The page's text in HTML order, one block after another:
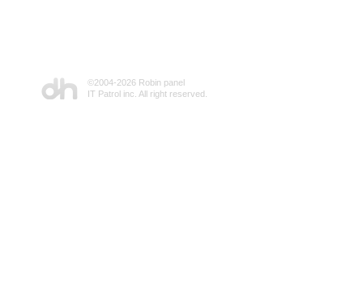
©2004-2026 Robin panel
IT Patrol inc. All right reserved.